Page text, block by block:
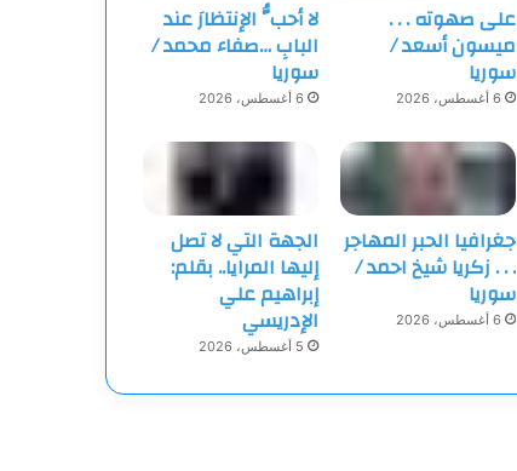
على صهوته . . .
ميسون أسعد /
سوريا
6 أغسطس، 2026
لا أحبُّ الإنتظارَ عند
البابِ …صفاء محمد /
سوريا
6 أغسطس، 2026
جغرافيا الحبر المهاجر
‏. . . زكريا شيخ احمد /
سوريا
6 أغسطس، 2026
الجهة التي لا تصل
إليها المرايا.. بقلم:
إبراهيم علي
الإدريسي
5 أغسطس، 2026